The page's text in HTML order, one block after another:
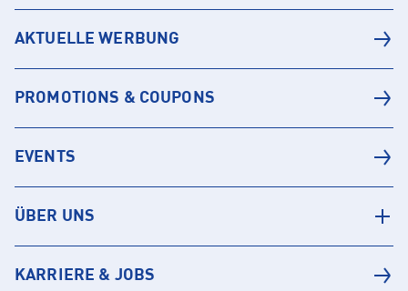
AKTUELLE WERBUNG
PROMOTIONS & COUPONS
EVENTS
ÜBER UNS
KARRIERE & JOBS